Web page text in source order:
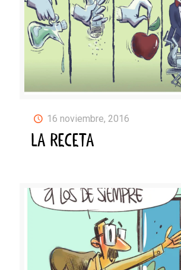
16 noviembre, 2016
LA RECETA